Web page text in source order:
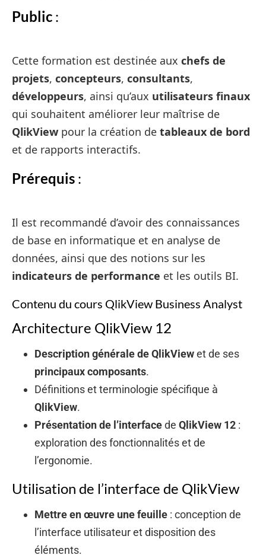
Public :
Cette formation est destinée aux chefs de
projets, concepteurs, consultants,
développeurs, ainsi qu’aux utilisateurs finaux
qui souhaitent améliorer leur maîtrise de
QlikView pour la création de tableaux de bord
et de rapports interactifs.
Prérequis :
Il est recommandé d’avoir des connaissances
de base en informatique et en analyse de
données, ainsi que des notions sur les
indicateurs de performance et les outils BI.
Contenu du cours QlikView Business Analyst
Architecture QlikView 12
Description générale de QlikViewet de ses
principaux composants.
Définitions et terminologie spécifique à
QlikView.
Présentation de l’interfacede QlikView 12 :
exploration des fonctionnalités et de
l’ergonomie.
Utilisation de l’interface de QlikView
Mettre en œuvre une feuille : conception de
l’interface utilisateur et disposition des
éléments.